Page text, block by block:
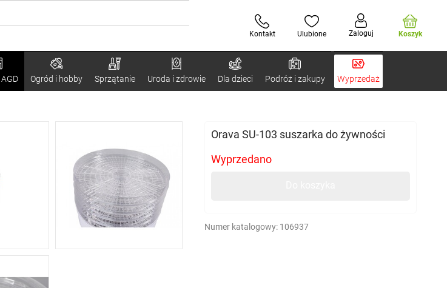
Kontakt Ulubione Zaloguj Koszyk
Ogród i hobby Sprzątanie Uroda i zdrowie Dla dzieci Podróż i zakupy Wyprzedaż
Orava SU-103 suszarka do żywności
Wyprzedano
Numer katalogowy: 106937